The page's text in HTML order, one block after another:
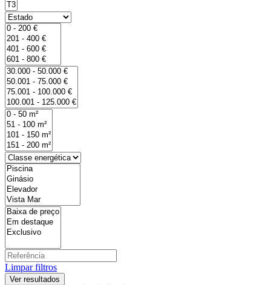
Limpar filtros